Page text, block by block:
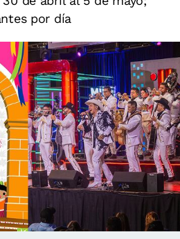
por día